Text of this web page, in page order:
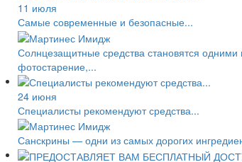
11 июля
Самые современные и безопасные...
Солнцезащитные средства становятся
фотостарение,...
24 июня
Специалисты рекомендуют средства...
Санскрины — одни из самых дорогих